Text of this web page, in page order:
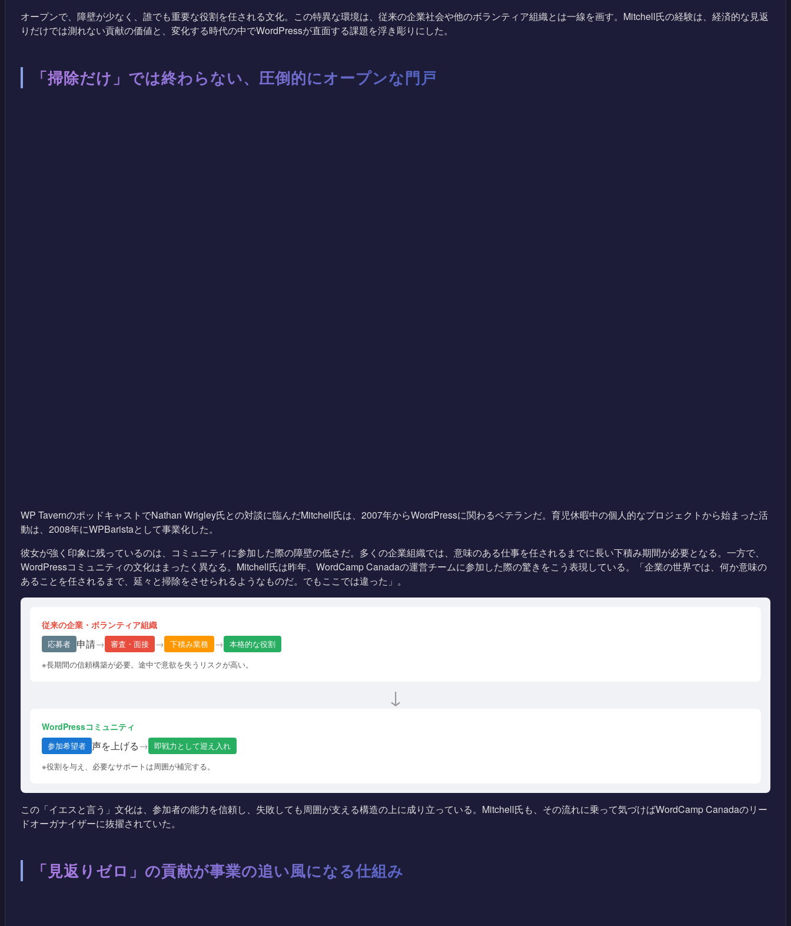
オープンで、障壁が少なく、誰でも重要な役割を任される文化。この特異な環境は、従来の企業社会や他のボランティア組織とは一線を画す。Mitchell氏の経験は、経済的な見返
りだけでは測れない貢献の価値と、変化する時代の中でWordPressが直面する課題を浮き彫りにした。
「掃除だけ」では終わらない、圧倒的にオープンな門戸
WP TavernのポッドキャストでNathan Wrigley氏との対談に臨んだMitchell氏は、2007年からWordPressに関わるベテランだ。育児休暇中の個人的なプロジェクトから始まった活
動は、2008年にWPBaristaとして事業化した。
彼女が強く印象に残っているのは、コミュニティに参加した際の障壁の低さだ。多くの企業組織では、意味のある仕事を任されるまでに長い下積み期間が必要となる。一方で、
WordPressコミュニティの文化はまったく異なる。Mitchell氏は昨年、WordCamp Canadaの運営チームに参加した際の驚きをこう表現している。「企業の世界では、何か意味の
あることを任されるまで、延々と掃除をさせられるようなものだ。でもここでは違った」。
従来の企業・ボランティア組織
応募者 申請→ 審査・面接 → 下積み業務 → 本格的な役割
※長期間の信頼構築が必要。途中で意欲を失うリスクが高い。
↓
WordPressコミュニティ
参加希望者 声を上げる→ 即戦力として迎え入れ
※役割を与え、必要なサポートは周囲が補完する。
この「イエスと言う」文化は、参加者の能力を信頼し、失敗しても周囲が支える構造の上に成り立っている。Mitchell氏も、その流れに乗って気づけばWordCamp Canadaのリー
ドオーガナイザーに抜擢されていた。
「見返りゼロ」の貢献が事業の追い風になる仕組み